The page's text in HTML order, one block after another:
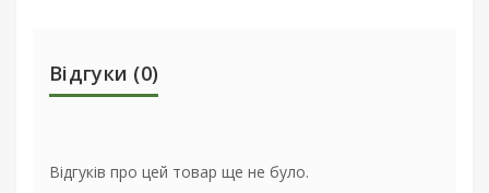
Відгуки (0)
Відгуків про цей товар ще не було.